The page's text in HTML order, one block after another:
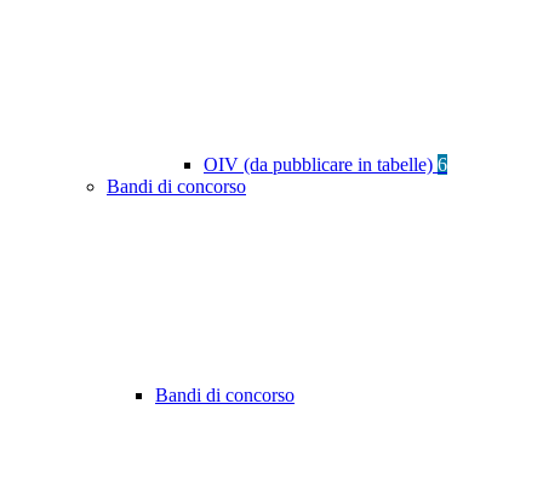
OIV (da pubblicare in tabelle) 6
Bandi di concorso
Bandi di concorso